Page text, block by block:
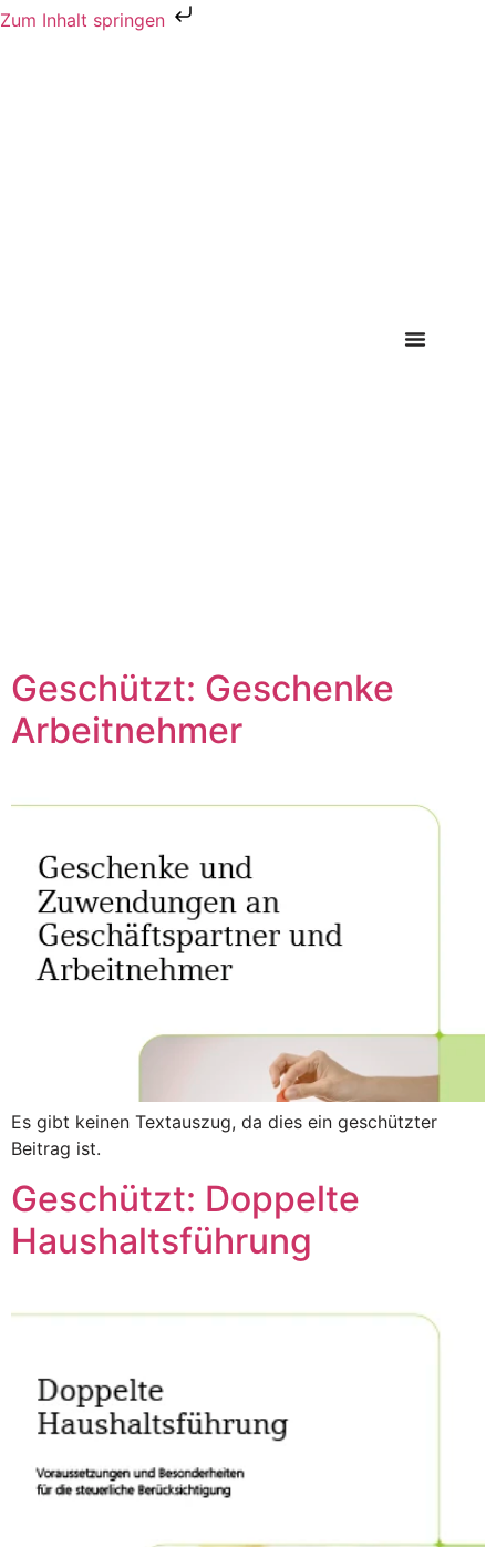
Zum Inhalt springen
Geschützt: Geschenke
Arbeitnehmer
Es gibt keinen Textauszug, da dies ein geschützter
Beitrag ist.
Geschützt: Doppelte
Haushaltsführung